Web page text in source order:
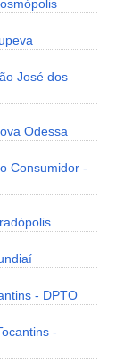
José dos
Odessa
Consumidor -
- DPTO
-